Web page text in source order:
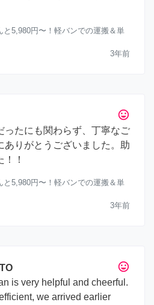
5,980円〜！軽バンでの運搬＆単
3年前
tag_faces
ったにも関わらず、丁寧なご
ありがとうございました。助
！
5,980円〜！軽バンでの運搬＆単
3年前
tag_faces
is very helpful and cheerful.
we arrived earlier